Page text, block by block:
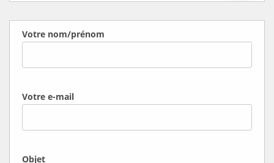
Votre nom/prénom
Votre e-mail
Objet